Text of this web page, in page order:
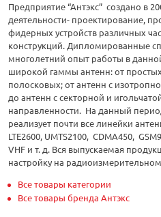
Предприятие “Антэкс” создано в
деятельности- проектирование,
фидерных устройств различных
конструкций. Дипломированные
многолетний опыт работы в
широкой гаммы антенн: от
полосковых; от антенн с
до антенн с секторной и
направленности. На данный
реализует почти все линейки
LTE2600, UMTS2100, CDMA450,
VHF и т. д. Вся выпускаемая
настройку на
Все товары категории
Все товары бренда Антэкс